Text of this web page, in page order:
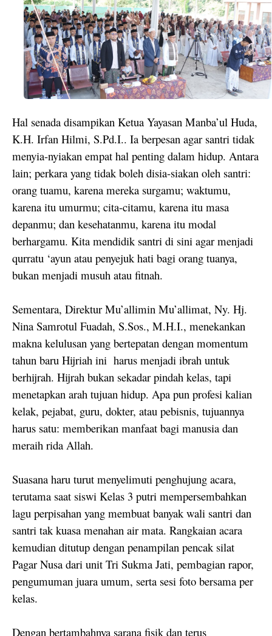
Hal senada disampikan Ketua Yayasan Manba’ul Huda,
K.H. Irfan Hilmi, S.Pd.I.. Ia berpesan agar santri tidak
menyia-nyiakan empat hal penting dalam hidup. Antara
lain; perkara yang tidak boleh disia-siakan oleh santri:
orang tuamu, karena mereka surgamu; waktumu,
karena itu umurmu; cita-citamu, karena itu masa
depanmu; dan kesehatanmu, karena itu modal
berhargamu. Kita mendidik santri di sini agar menjadi
qurratu ‘ayun atau penyejuk hati bagi orang tuanya,
bukan menjadi musuh atau fitnah.
Sementara, Direktur Mu’allimin Mu’allimat, Ny. Hj.
Nina Samrotul Fuadah, S.Sos., M.H.I., menekankan
makna kelulusan yang bertepatan dengan momentum
tahun baru Hijriah ini harus menjadi ibrah untuk
berhijrah. Hijrah bukan sekadar pindah kelas, tapi
menetapkan arah tujuan hidup. Apa pun profesi kalian
kelak, pejabat, guru, dokter, atau pebisnis, tujuannya
harus satu: memberikan manfaat bagi manusia dan
meraih rida Allah.
Suasana haru turut menyelimuti penghujung acara,
terutama saat siswi Kelas 3 putri mempersembahkan
lagu perpisahan yang membuat banyak wali santri dan
santri tak kuasa menahan air mata. Rangkaian acara
kemudian ditutup dengan penampilan pencak silat
Pagar Nusa dari unit Tri Sukma Jati, pembagian rapor,
pengumuman juara umum, serta sesi foto bersama per
kelas.
Dengan bertambahnya sarana fisik dan terus